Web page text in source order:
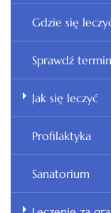
Gdzie się
Sprawdź
Jak się leczyć
Profilaktyka
Sanatorium